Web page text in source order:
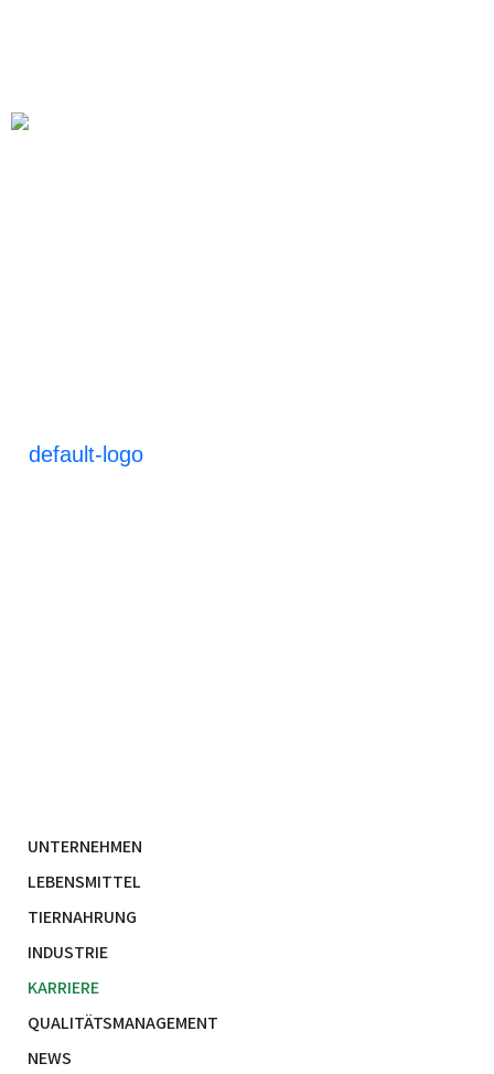
UNTERNEHMEN
LEBENSMITTEL
TIERNAHRUNG
INDUSTRIE
KARRIERE
QUALITÄTSMANAGEMENT
NEWS